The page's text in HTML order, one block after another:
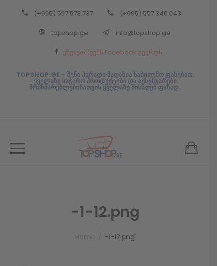
(+995) 597 578 787 (+995) 557 340 043
topshop.ge info@topshop.ge
ეწვიეთ ჩვენს Facebook გვერდს
TOPSHOP.GE – შენი პირადი მაღაზია საბითუმო ფასებით.
ყველაზე საჭირო პროდუქტები და აქსესუარები
მომხმარებლებისათვის ყველაზე მისაღებ ფასად.
-1-12.png
-1-12.png
Back